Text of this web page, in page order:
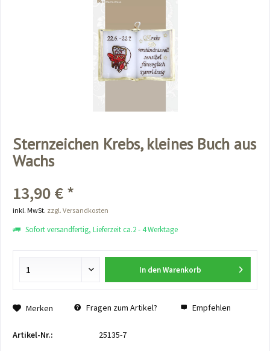
Sternzeichen Krebs, kleines Buch aus
Wachs
13,90 € *
inkl. MwSt. zzgl. Versandkosten
Sofort versandfertig, Lieferzeit ca.2 - 4 Werktage
In den Warenkorb
Merken Fragen zum Artikel? Empfehlen
Artikel-Nr.: 25135-7